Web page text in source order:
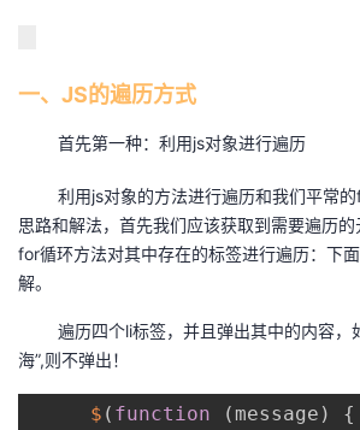
我
课
的
证
我
实
验
的
收
的
技
术
持
我
的
云
建
议
一、JS的遍历方式
首先第一种：利用js对象进行遍历
利用js对象的方法进行遍历和我们平常
思路和解法，首先我们应该获取到需要遍历
for循环方法对其中存在的标签进行遍历：下
解。
遍历四个li标签，并且弹出其中的内容，
海”,则不弹出！
$ ( function ( message )
{